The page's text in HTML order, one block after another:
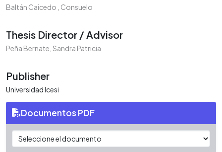
Baltán Caicedo , Consuelo
Thesis Director / Advisor
Peña Bernate, Sandra Patricia
Publisher
Universidad Icesi
Documentos PDF